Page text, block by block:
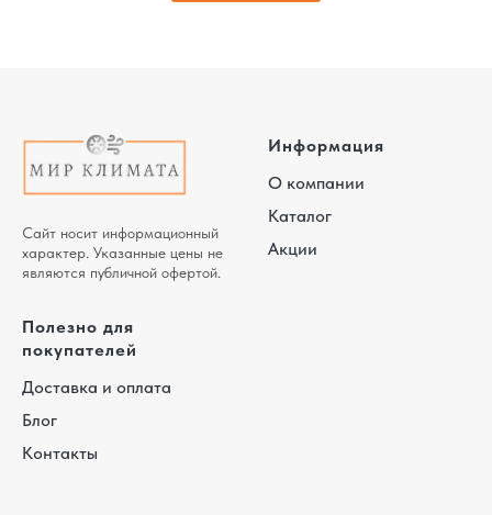
Сайт носит информационный
характер. Указанные цены не
являются публичной офертой.
Информация
О компании
Каталог
Акции
Полезно для
покупателей
Доставка и оплата
Блог
Контакты